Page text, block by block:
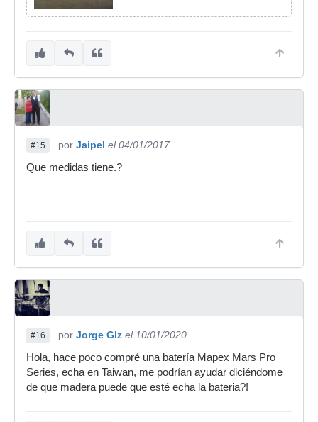
#15 por Jaipel el 04/01/2017
Que medidas tiene.?
#16 por Jorge Glz el 10/01/2020
Hola, hace poco compré una batería Mapex Mars Pro
Series, echa en Taiwan, me podrían ayudar diciéndome
de que madera puede que esté echa la bateria?!